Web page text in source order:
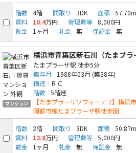
階数 4階 間取り 3DK 面積 57.70m
賃料 10.4万円 管理費等
8,000円
敷金
1ヶ月 礼金 無 保証金 無
マンション
横浜市青葉区新石川（たまプラ
たまプラーザ駅 徒歩5分
築年月
1988年03月 (築38年)
構造
ＲＣ
階数 5階建
【たまプラーザソフィーナ 2】横浜
園都市線たまプラーザ駅徒歩圏
階数
2階 間取り 3DK 面積 50.87m
賃料 12.8万円 管理費等 5,000円
敷金
1ヶ月 礼金 無 保証金 無